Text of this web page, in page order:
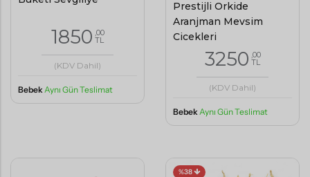
1850 ,00
TL
(KDV Dahil)
BebekAynı Gün Teslimat
Prestijli Orkide
Aranjman Mevsim
Çiçekleri
3250 ,00
TL
(KDV Dahil)
Bebek Aynı Gün Teslimat
%38